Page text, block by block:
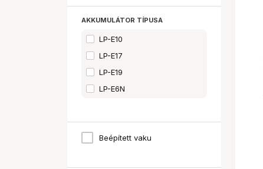
AKKUMULÁTOR TÍPUSA
LP-E10
LP-E17
LP-E19
LP-E6N
Beépített vaku